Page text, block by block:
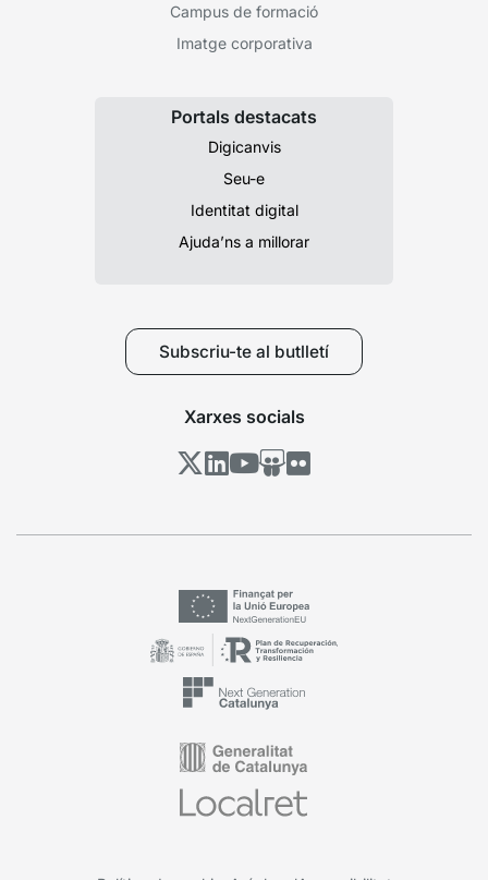
Campus de formació
Imatge corporativa
Portals destacats
Digicanvis
Seu-e
Identitat digital
Ajuda’ns a millorar
Subscriu-te al butlletí
Xarxes socials